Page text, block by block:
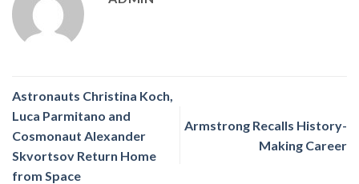
Astronauts Christina Koch,
Luca Parmitano and
Cosmonaut Alexander
Skvortsov Return Home
from Space
Armstrong Recalls History-
Making Career